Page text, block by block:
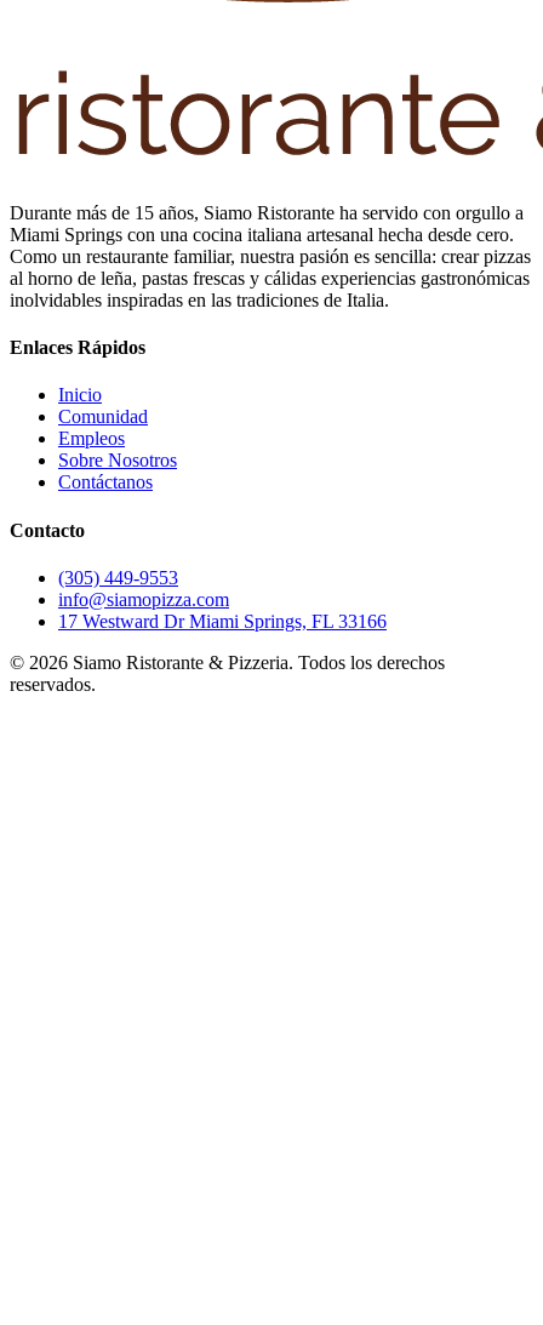
Durante más de 15 años, Siamo Ristorante ha servido con orgullo a
Miami Springs con una cocina italiana artesanal hecha desde cero.
Como un restaurante familiar, nuestra pasión es sencilla: crear pizzas
al horno de leña, pastas frescas y cálidas experiencias gastronómicas
inolvidables inspiradas en las tradiciones de Italia.
Enlaces Rápidos
Inicio
Comunidad
Empleos
Sobre Nosotros
Contáctanos
Contacto
(305) 449-9553
info@siamopizza.com
17 Westward Dr Miami Springs, FL 33166
© 2026 Siamo Ristorante & Pizzeria. Todos los derechos
reservados.